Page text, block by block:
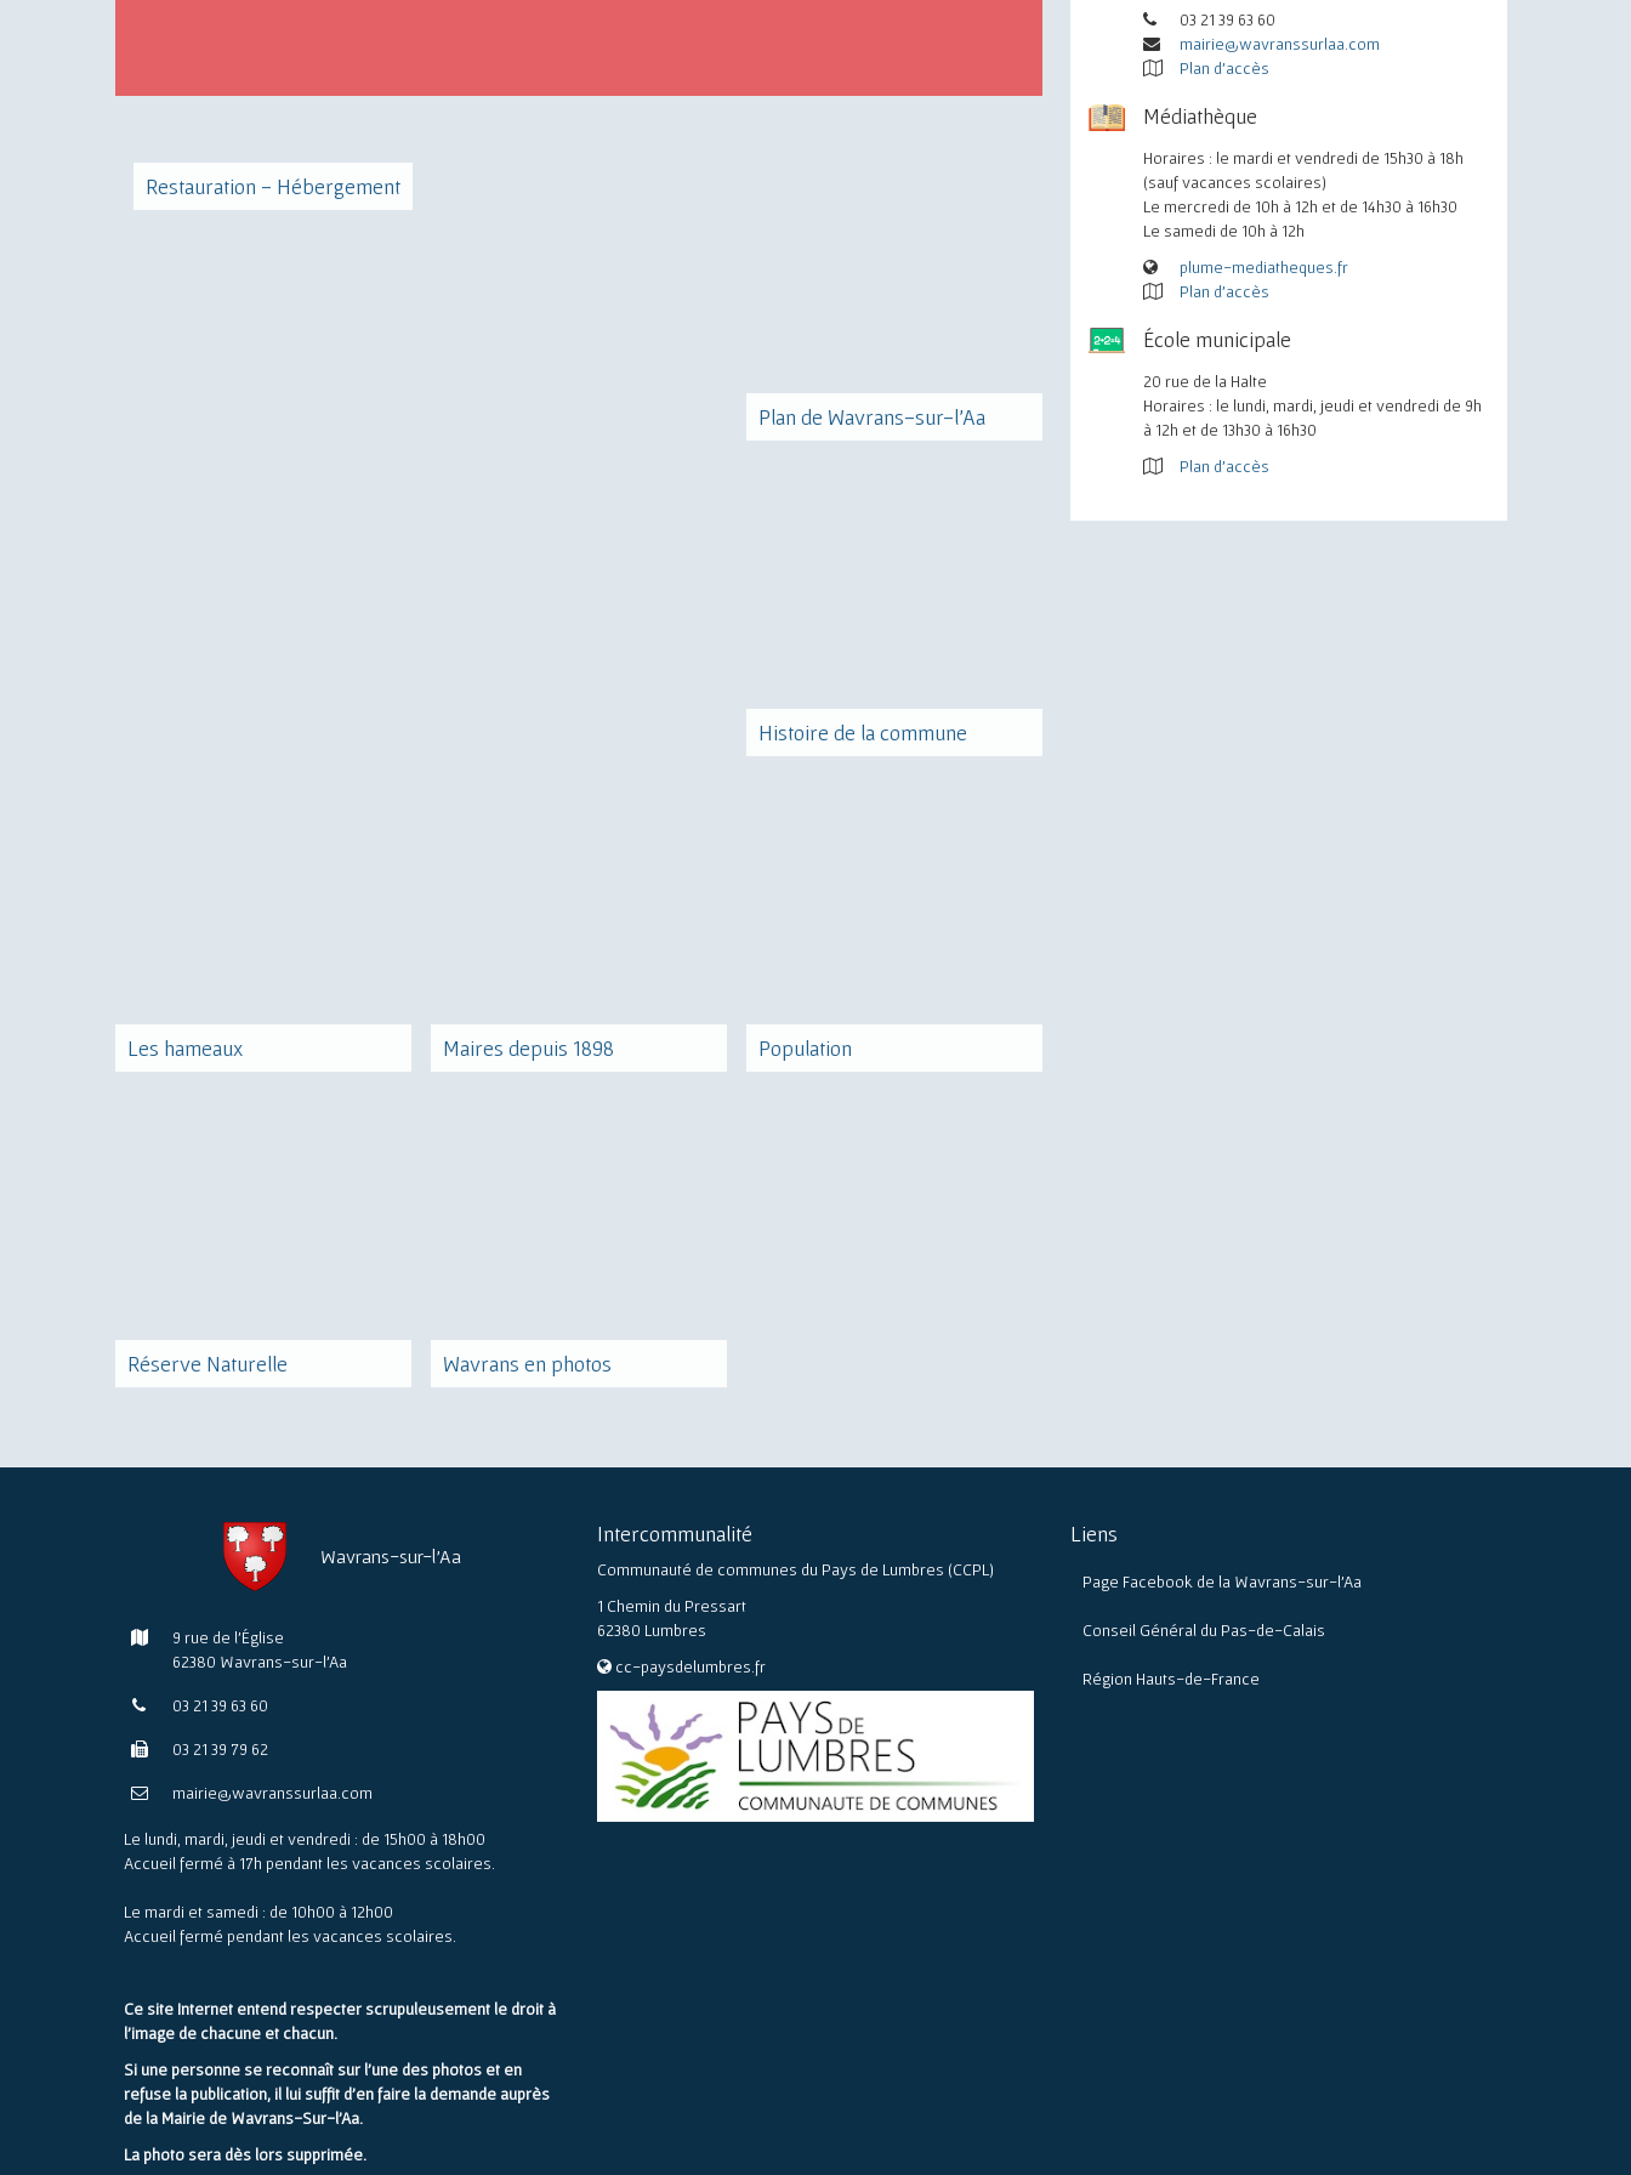
Restauration - Hébergement
Plan de Wavrans-sur-l'Aa
Histoire de la commune
Les hameaux Maires depuis 1898 Population
Réserve Naturelle Wavrans en photos
03 21 39 63 60
mairie@wavranssurlaa.com
Plan d'accès
Médiathèque
Horaires : le mardi et vendredi de 15h30 à 18h
(sauf vacances scolaires)
Le mercredi de 10h à 12h et de 14h30 à 16h30
Le samedi de 10h à 12h
plume-mediatheques.fr
Plan d'accès
École municipale
20 rue de la Halte
Horaires : le lundi, mardi, jeudi et vendredi de 9h
à 12h et de 13h30 à 16h30
Plan d'accès
Wavrans-sur-l'Aa
9 rue de l'Église
62380 Wavrans-sur-l'Aa
03 21 39 63 60
03 21 39 79 62
mairie@wavranssurlaa.com
Le lundi, mardi, jeudi et vendredi : de 15h00 à 18h00
Accueil fermé à 17h pendant les vacances scolaires.
Le mardi et samedi : de 10h00 à 12h00
Accueil fermé pendant les vacances scolaires.
Ce site Internet entend respecter scrupuleusement le droit à
l'image de chacune et chacun.
Si une personne se reconnaît sur l'une des photos et en
refuse la publication, il lui suffit d'en faire la demande auprès
de la Mairie de Wavrans-Sur-l'Aa.
La photo sera dès lors supprimée.
Intercommunalité
Communauté de communes du Pays de Lumbres (CCPL)
1 Chemin du Pressart
62380 Lumbres
cc-paysdelumbres.fr
Liens
Page Facebook de la Wavrans-sur-l’Aa
Conseil Général du Pas-de-Calais
Région Hauts-de-France